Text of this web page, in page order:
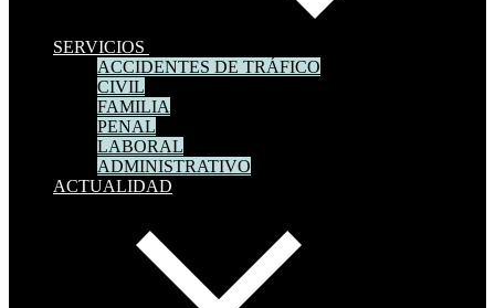
SERVICIOS
ACCIDENTES DE TRÁFICO
CIVIL
FAMILIA
PENAL
LABORAL
ADMINISTRATIVO
ACTUALIDAD